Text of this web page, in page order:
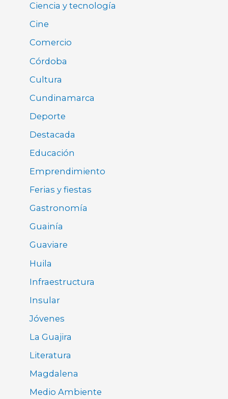
Ciencia y tecnología
Cine
Comercio
Córdoba
Cultura
Cundinamarca
Deporte
Destacada
Educación
Emprendimiento
Ferias y fiestas
Gastronomía
Guainía
Guaviare
Huila
Infraestructura
Insular
Jóvenes
La Guajira
Literatura
Magdalena
Medio Ambiente